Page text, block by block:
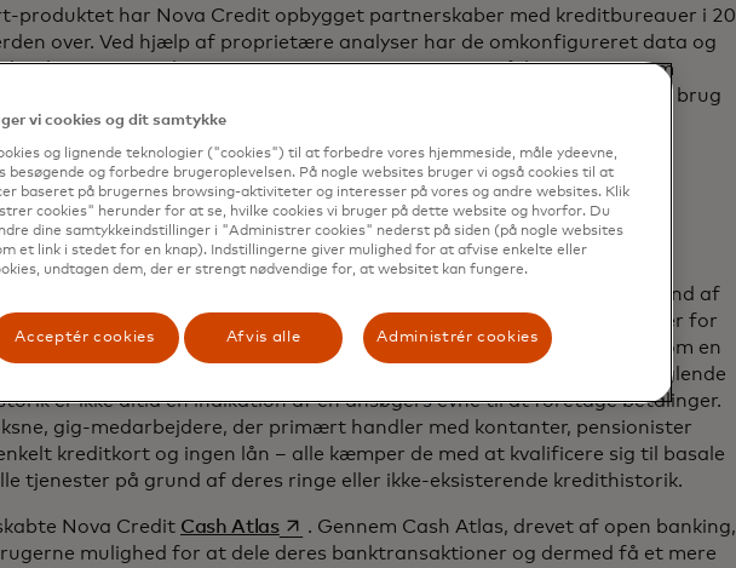
produktet har Nova Credit opbygget partnerskaber med kreditbureauer i 20
over. Ved hjælp af proprietære analyser har de omkonfigureret data og
der giver nye immigranter en nem måde at ansøge om
mobiltelefonkontrakter og mere – og få adgang til den kredit, de har brug
deres liv i et nyt land.
af finansiel adgang
åben bankvirksomhed
ikke kun indvandrere, der holdes ude af det finansielle system på grund af
kredithistorik. Omkring
62 millioner opens in a new tab
amerikanske borgere står over for
problem. Traditionelle kreditvurderinger udvælges ud fra faktorer som en
med kreditkortbrug eller billån, men ikke alle har den historik. Men manglende
er ikke altid en indikation af en ansøgers evne til at foretage betalinger.
gig-medarbejdere, der primært handler med kontanter, pensionister
kreditkort og ingen lån – alle kæmper de med at kvalificere sig til basale
tjenester på grund af deres ringe eller ikke-eksisterende kredithistorik.
Nova Credit Cash Atlasopens in a new tab
. Gennem Cash Atlas, drevet af open banking,
mulighed for at dele deres banktransaktioner og dermed få et mere
vi cookies og dit samtykke
og lignende teknologier ("cookies") til at forbedre vores hjemmeside, måle ydeevne,
besøgende og forbedre brugeroplevelsen. På nogle websites bruger vi også cookies til at
baseret på brugernes browsing-aktiviteter og interesser på vores og andre websites. Klik
cookies" herunder for at se, hvilke cookies vi bruger på dette website og hvorfor. Du
dine samtykkeindstillinger i "Administrer cookies" nederst på siden (på nogle websites
et link i stedet for en knap). Indstillingerne giver mulighed for at afvise enkelte eller
undtagen dem, der er strengt nødvendige for, at websitet kan fungere.
Acceptér cookies Afvis alle Administrér cookies